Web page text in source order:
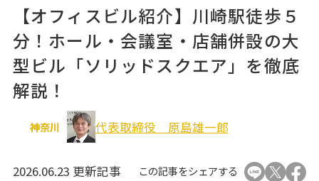
オフィス移転事例
オフィス移転関連
【オフィスビル紹介】川崎駅徒歩５
分！ホール・会議室・店舗併設の大
型ビル「ソリッドスクエア」を徹底
解説！
神奈川 代表取締役 原島雄一郎
2026.06.23 更新記事 この記事をシェアする